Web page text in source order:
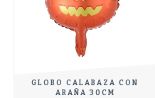
GLOBO CALABAZA CON
ARAÑA 30CM